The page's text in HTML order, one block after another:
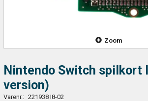
Zoom
Nintendo Switch spilkort
version)
Varenr.: 221938 I8-02